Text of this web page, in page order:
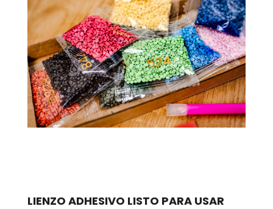
LIENZO ADHESIVO LISTO PARA USAR